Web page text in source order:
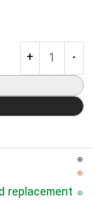
replacement